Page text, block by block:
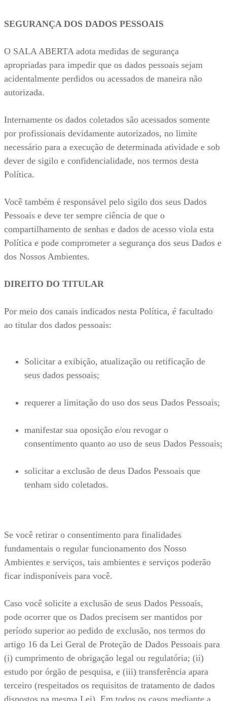
SEGURANÇA DOS DADOS PESSOAIS
O SALA ABERTA adota medidas de segurança
apropriadas para impedir que os dados pessoais sejam
acidentalmente perdidos ou acessados de maneira não
autorizada.
Internamente os dados coletados são acessados somente
por profissionais devidamente autorizados, no limite
necessário para a execução de determinada atividade e sob
dever de sigilo e confidencialidade, nos termos desta
Política.
Você também é responsável pelo sigilo dos seus Dados
Pessoais e deve ter sempre ciência de que o
compartilhamento de senhas e dados de acesso viola esta
Política e pode comprometer a segurança dos seus Dados e
dos Nossos Ambientes.
DIREITO DO TITULAR
Por meio dos canais indicados nesta Política, é facultado
ao titular dos dados pessoais:
Solicitar a exibição, atualização ou retificação de
seus dados pessoais;
requerer a limitação do uso dos seus Dados Pessoais;
manifestar sua oposição e/ou revogar o
consentimento quanto ao uso de seus Dados Pessoais;
solicitar a exclusão de deus Dados Pessoais que
tenham sido coletados.
Se você retirar o consentimento para finalidades
fundamentais o regular funcionamento dos Nosso
Ambientes e serviços, tais ambientes e serviços poderão
ficar indisponíveis para você.
Caso você solicite a exclusão de seus Dados Pessoais,
pode ocorrer que os Dados precisem ser mantidos por
período superior ao pedido de exclusão, nos termos do
artigo 16 da Lei Geral de Proteção de Dados Pessoais para
(i) cumprimento de obrigação legal ou regulatória; (ii)
estudo por órgão de pesquisa, e (iii) transferência apara
terceiro (respeitados os requisitos de tratamento de dados